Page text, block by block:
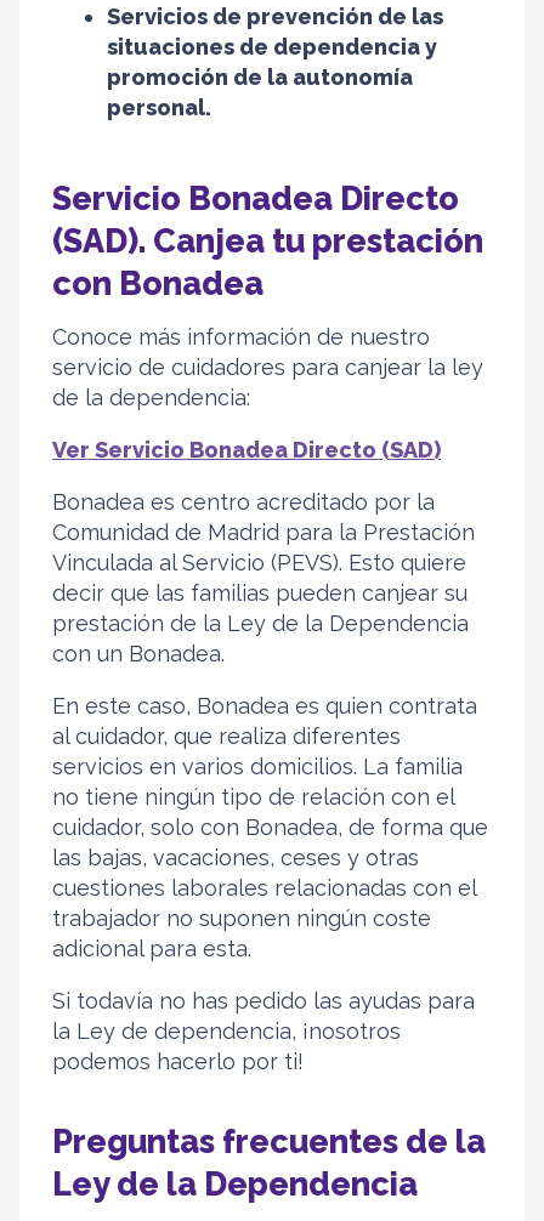
Servicios de prevención de las
situaciones de dependencia y
promoción de la autonomía
personal.
Servicio Bonadea Directo
(SAD). Canjea tu prestación
con Bonadea
Conoce más información de nuestro
servicio de cuidadores para canjear la ley
de la dependencia:
Ver Servicio Bonadea Directo (SAD)
Bonadea es centro acreditado por la
Comunidad de Madrid para la Prestación
Vinculada al Servicio (PEVS). Esto quiere
decir que las familias pueden canjear su
prestación de la Ley de la Dependencia
con un Bonadea.
En este caso, Bonadea es quien contrata
al cuidador, que realiza diferentes
servicios en varios domicilios. La familia
no tiene ningún tipo de relación con el
cuidador, solo con Bonadea, de forma que
las bajas, vacaciones, ceses y otras
cuestiones laborales relacionadas con el
trabajador no suponen ningún coste
adicional para esta.
Si todavía no has pedido las ayudas para
la Ley de dependencia, ¡nosotros
podemos hacerlo por ti!
Preguntas frecuentes de la
Ley de la Dependencia